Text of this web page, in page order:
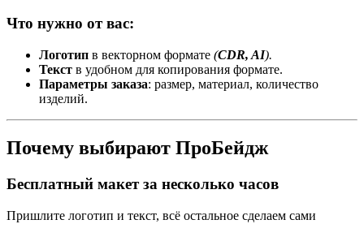
Что нужно от вас:
Логотип в векторном формате (CDR, AI).
Текст в удобном для копирования формате.
Параметры заказа: размер, материал, количество
изделий.
Почему выбирают ПроБейдж
Бесплатный макет за несколько часов
Пришлите логотип и текст, всё остальное сделаем сами